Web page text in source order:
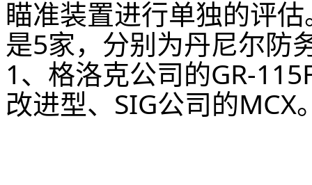
瞄准装置进行单独的评
是5家，分别为丹尼尔防
1、格洛克公司的GR-
改进型、SIG公司的MCX